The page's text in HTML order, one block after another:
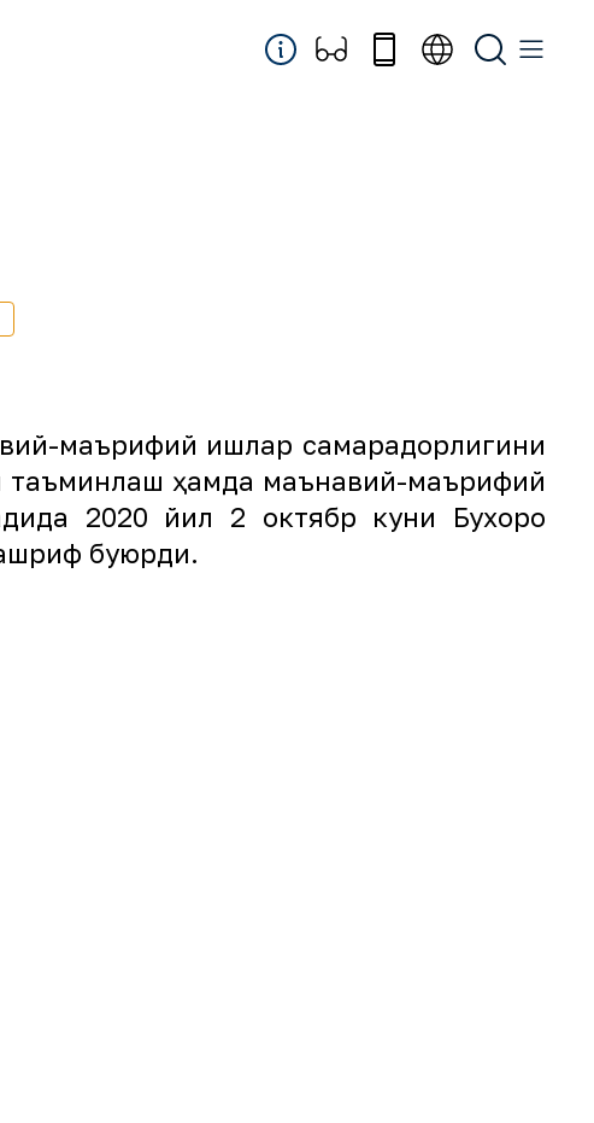
маърифий ишлар самарадорлигини
таъминлаш ҳамда маънавий-маърифий
2020 йил 2 октябр куни Бухоро
буюрди.